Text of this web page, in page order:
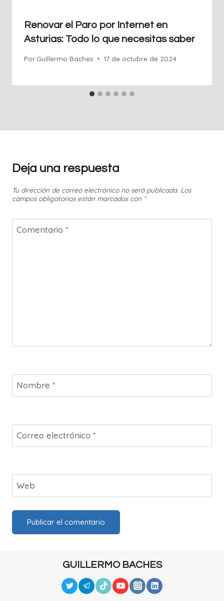
Renovar el Paro por Internet en
Asturias: Todo lo que necesitas saber
Por Guillermo Baches 17 de octubre de 2024
Deja una respuesta
Tu dirección de correo electrónico no será publicada. Los
campos obligatorios están marcados con *
Comentario *
Nombre *
Correo electrónico *
Web
GUILLERMO BACHES